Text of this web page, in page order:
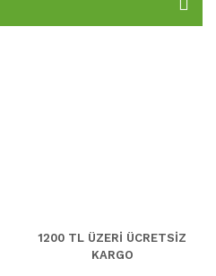
1200 TL ÜZERİ ÜCRETSİZ
KARGO